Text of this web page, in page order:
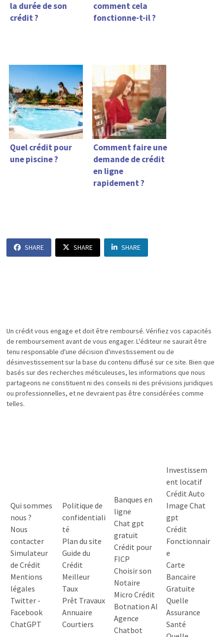
la durée de son
crédit ?
comment cela
fonctionne-t-il ?
Quel crédit pour
une piscine ?
Comment faire une
demande de crédit
en ligne
rapidement ?
SHARE SHARE SHARE
Un crédit vous engage et doit être remboursé. Vérifiez vos capacités
de remboursement avant de vous engager. L'éditeur ne saurait être
tenu responsable d'une décision d'investissement ou de
désinvestissement sur la base du contenu diffusé sur ce site. Bien que
basés sur des recherches méticuleuses, les informations que nous
partageons ne constituent ni des conseils ni des prévisions juridiques
ou professionnelles, et ne devraient pas être considérées comme
telles.
Qui sommes
nous ?
Nous
contacter
Simulateur
de Crédit
Mentions
légales
Twitter-
Facebook
ChatGPT
Politique de
confidentiali
té
Plan du site
Guide du
Crédit
Meilleur
Taux
Prêt Travaux
Annuaire
Courtiers
Banques en
ligne
Chat gpt
gratuit
Crédit pour
FICP
Choisir son
Notaire
Micro Crédit
Botnation AI
Agence
Chatbot
Investissem
ent locatif
Crédit Auto
Image Chat
gpt
Crédit
Fonctionnair
e
Carte
Bancaire
Gratuite
Quelle
Assurance
Santé